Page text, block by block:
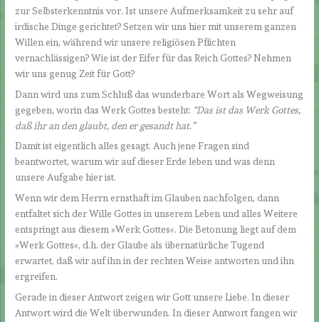
zur Selbsterkenntnis vor. Ist unsere Aufmerksamkeit zu sehr auf
irdische Dinge gerichtet? Setzen wir uns hier mit unserem ganzen
Willen ein, während wir unsere religiösen Pflichten
vernachlässigen? Wie ist der Eifer für das Reich Gottes? Nehmen
wir uns genug Zeit für Gott?
Dann wird uns zum Schluß das wunderbare Wort als Wegweisung
gegeben, worin das Werk Gottes besteht: “Das ist das Werk Gottes,
daß ihr an den glaubt, den er gesandt hat.”
Damit ist eigentlich alles gesagt. Auch jene Fragen sind
beantwortet, warum wir auf dieser Erde leben und was denn
unsere Aufgabe hier ist.
Wenn wir dem Herrn ernsthaft im Glauben nachfolgen, dann
entfaltet sich der Wille Gottes in unserem Leben und alles Weitere
entspringt aus diesem »Werk Gottes«. Die Betonung liegt auf dem
»Werk Gottes«, d.h. der Glaube als übernatürliche Tugend
erwartet, daß wir auf ihn in der rechten Weise antworten und ihn
ergreifen.
Gerade in dieser Antwort zeigen wir Gott unsere Liebe. In dieser
Antwort wird die Welt überwunden. In dieser Antwort fangen wir